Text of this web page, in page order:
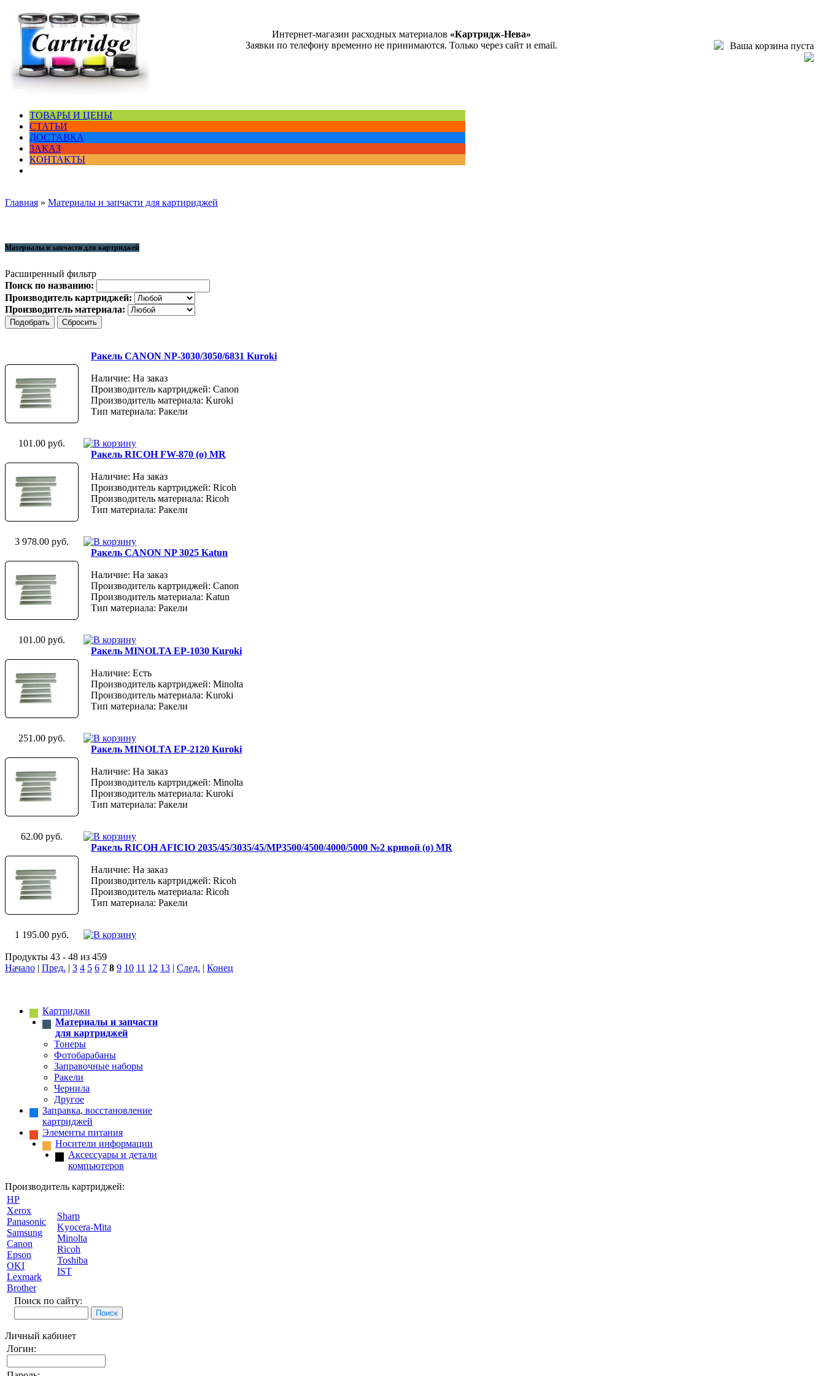
Интернет-магазин расходных материалов «Картридж-Нева»
Заявки по телефону временно не принимаются. Только через сайт и email.
Ваша корзина пуста
ТОВАРЫ И ЦЕНЫ
СТАТЬИ
ДОСТАВКА
ЗАКАЗ
КОНТАКТЫ
Главная » Материалы и запчасти для картириджей
Материалы и запчасти для картриджей
Расширенный фильтр
Поиск по названию:
Производитель картриджей:
Производитель материала:
Ракель CANON NP-3030/3050/6831 Kuroki
Наличие: На заказ
Производитель картриджей: Canon
Производитель материала: Kuroki
Тип материала: Ракели
101.00 руб.
Ракель RICOH FW-870 (о) MR
Наличие: На заказ
Производитель картриджей: Ricoh
Производитель материала: Ricoh
Тип материала: Ракели
3 978.00 руб.
Ракель CANON NP 3025 Katun
Наличие: На заказ
Производитель картриджей: Canon
Производитель материала: Katun
Тип материала: Ракели
101.00 руб.
Ракель MINOLTA EP-1030 Kuroki
Наличие: Есть
Производитель картриджей: Minolta
Производитель материала: Kuroki
Тип материала: Ракели
251.00 руб.
Ракель MINOLTA EP-2120 Kuroki
Наличие: На заказ
Производитель картриджей: Minolta
Производитель материала: Kuroki
Тип материала: Ракели
62.00 руб.
Ракель RICOH AFICIO 2035/45/3035/45/MP3500/4500/4000/5000 №2 кривой (о) MR
Наличие: На заказ
Производитель картриджей: Ricoh
Производитель материала: Ricoh
Тип материала: Ракели
1 195.00 руб.
Продукты 43 - 48 из 459
Начало | Пред. | 3 4 5 6 7 8 9 10 11 12 13 | След. | Конец
Картриджи
Материалы и запчасти
для картриджей
Тонеры
Фотобарабаны
Заправочные наборы
Ракели
Чернила
Другое
Заправка, восстановление
картриджей
Элементы питания
Носители информации
Аксессуары и детали
компьютеров
Производитель картриджей:
HP
Xerox
Panasonic
Samsung
Canon
Epson
OKI
Lexmark
Brother
Sharp
Kyocera-Mita
Minolta
Ricoh
Toshiba
IST
Поиск по сайту:
Личный кабинет
Логин: